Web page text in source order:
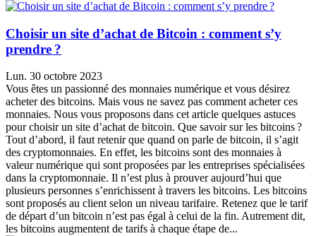
Choisir un site d’achat de Bitcoin : comment s’y
prendre ?
Lun. 30 octobre 2023
Vous êtes un passionné des monnaies numérique et vous désirez
acheter des bitcoins. Mais vous ne savez pas comment acheter ces
monnaies. Nous vous proposons dans cet article quelques astuces
pour choisir un site d’achat de bitcoin. Que savoir sur les bitcoins ?
Tout d’abord, il faut retenir que quand on parle de bitcoin, il s’agit
des cryptomonnaies. En effet, les bitcoins sont des monnaies à
valeur numérique qui sont proposées par les entreprises spécialisées
dans la cryptomonnaie. Il n’est plus à prouver aujourd’hui que
plusieurs personnes s’enrichissent à travers les bitcoins. Les bitcoins
sont proposés au client selon un niveau tarifaire. Retenez que le tarif
de départ d’un bitcoin n’est pas égal à celui de la fin. Autrement dit,
les bitcoins augmentent de tarifs à chaque étape de...